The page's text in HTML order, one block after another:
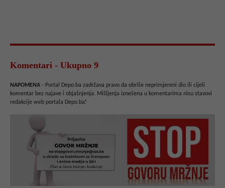
Komentari - Ukupno 9
NAPOMENA - Portal Depo.ba zadržava pravo da obriše neprimjereni dio ili cijeli
komentar bez najave i objašnjenja. Mišljenja iznešena u komentarima nisu stavovi
redakcije web portala Depo.ba!